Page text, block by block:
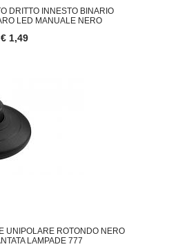
DRITTO INNESTO BINARIO
LED MANUALE NERO
€ 1,49
UNIPOLARE ROTONDO NERO
LAMPADE 777